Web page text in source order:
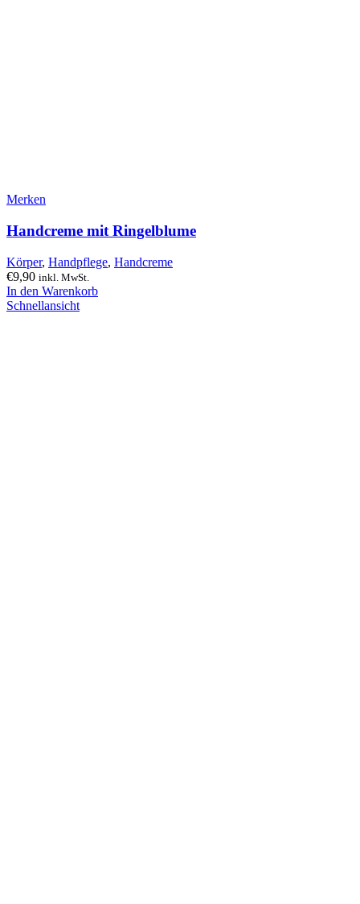
Merken
Handcreme mit Ringelblume
Körper, Handpflege, Handcreme
€9,90 inkl. MwSt.
In den Warenkorb
Schnellansicht